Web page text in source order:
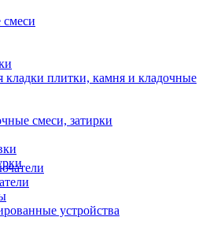
смеси
кладки плитки, камня и кладочные
смеси, затирки
устройства